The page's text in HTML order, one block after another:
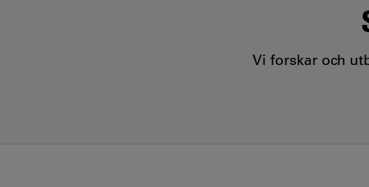
Vi forskar och